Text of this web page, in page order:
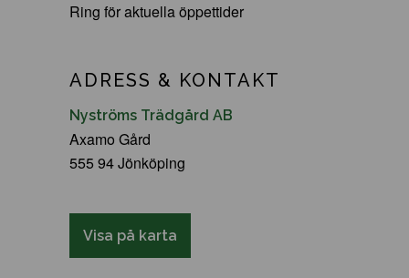
Ring för aktuella öppettider
ADRESS & KONTAKT
Nyströms Trädgård AB
Axamo Gård
555 94 Jönköping
Visa på karta